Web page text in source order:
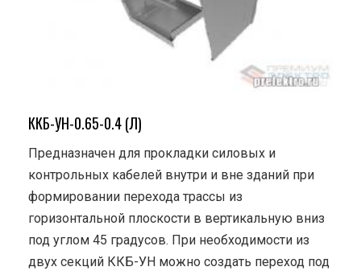
ККБ-УН-0.65-0.4 (Л)
Предназначен для прокладки силовых и
контрольных кабелей внутри и вне зданий при
формировании перехода трассы из
горизонтальной плоскости в вертикальную вниз
под углом 45 градусов. При необходимости из
двух секций ККБ-УН можно создать переход под